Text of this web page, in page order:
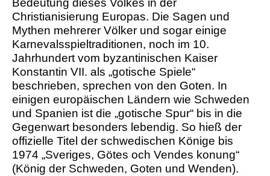
Bedeutung dieses Volkes in der
Christianisierung Europas. Die Sagen und
Mythen mehrerer Völker und sogar einige
Karnevalsspieltraditionen, noch im 10.
Jahrhundert vom byzantinischen Kaiser
Konstantin VII. als „gotische Spiele“
beschrieben, sprechen von den Goten. In
einigen europäischen Ländern wie Schweden
und Spanien ist die „gotische Spur“ bis in die
Gegenwart besonders lebendig. So hieß der
offizielle Titel der schwedischen Könige bis
1974 „Sveriges, Götes och Vendes konung“
(König der Schweden, Goten und Wenden).